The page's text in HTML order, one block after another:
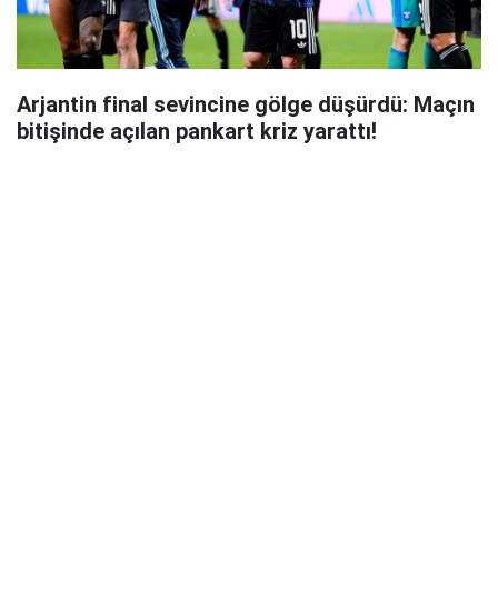
Arjantin final sevincine gölge düşürdü: Maçın
bitişinde açılan pankart kriz yarattı!